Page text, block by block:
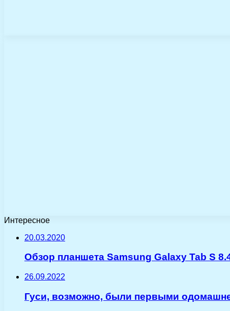
Интересное
20.03.2020
Обзор планшета Samsung Galaxy Tab S
26.09.2022
Гуси, возможно, были первыми